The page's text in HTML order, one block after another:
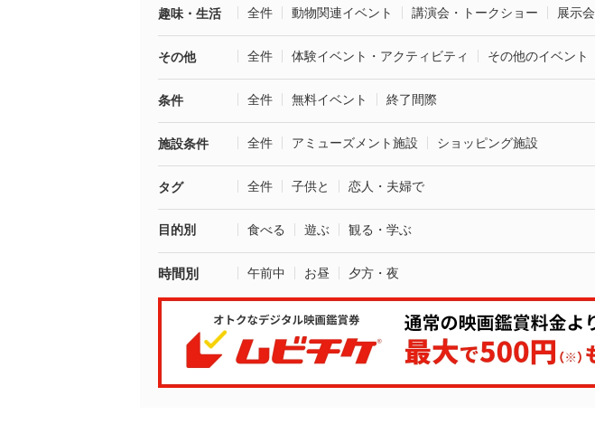
趣味・生活 全件 動物関連イベント 講演会・トークショー 展示会
その他 全件 体験イベント・アクティビティ その他のイベント
条件 全件 無料イベント 終了間際
施設条件 全件 アミューズメント施設 ショッピング施設
タグ 全件 子供と 恋人・夫婦で
目的別 食べる 遊ぶ 観る・学ぶ
時間別 午前中 お昼 夕方・夜